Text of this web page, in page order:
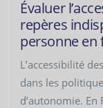
Évaluer
repères
personne
L’accessibilité
dans les
d’autonomie.